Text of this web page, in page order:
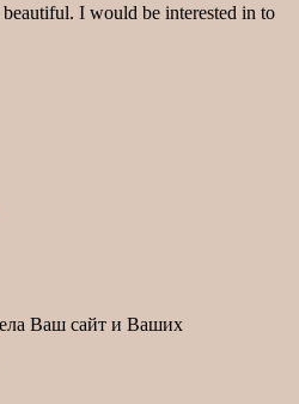
I would be interested in to
Ваш сайт и Ваших